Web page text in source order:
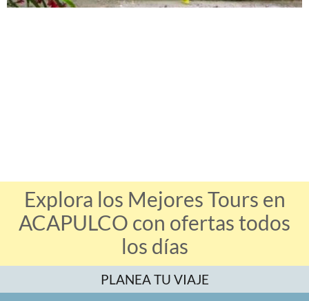
Explora los Mejores Tours en
ACAPULCO con ofertas todos
los días
PLANEA TU VIAJE